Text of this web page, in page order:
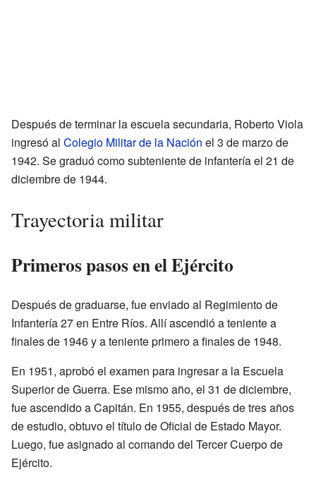
Después de terminar la escuela secundaria, Roberto Viola
ingresó al Colegio Militar de la Nación el 3 de marzo de
1942. Se graduó como subteniente de infantería el 21 de
diciembre de 1944.
Trayectoria militar
Primeros pasos en el Ejército
Después de graduarse, fue enviado al Regimiento de
Infantería 27 en Entre Ríos. Allí ascendió a teniente a
finales de 1946 y a teniente primero a finales de 1948.
En 1951, aprobó el examen para ingresar a la Escuela
Superior de Guerra. Ese mismo año, el 31 de diciembre,
fue ascendido a Capitán. En 1955, después de tres años
de estudio, obtuvo el título de Oficial de Estado Mayor.
Luego, fue asignado al comando del Tercer Cuerpo de
Ejército.